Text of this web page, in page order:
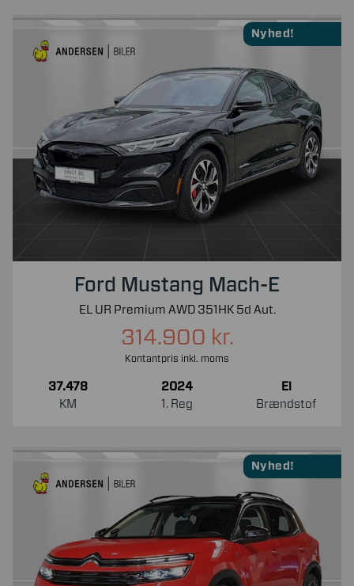
Nyhed!
Ford Mustang Mach-E
EL UR Premium AWD 351HK 5d Aut.
314.900 kr.
Kontantpris inkl. moms
37.478
KM
2024
1. Reg
El
Brændstof
Nyhed!